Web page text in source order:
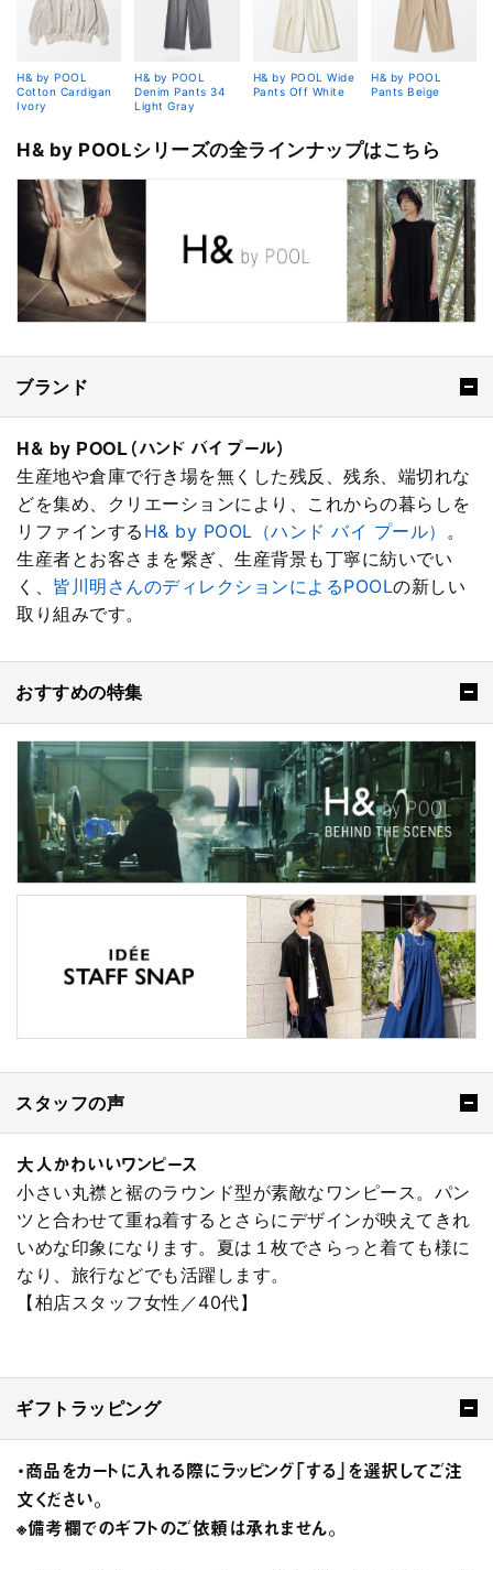
H& by POOL
Cotton Cardigan
Ivory
H& by POOL
Denim Pants 34
Light Gray
H& by POOL Wide
Pants Off White
H& by POOL
Pants Beige
H& by POOLシリーズの全ラインナップはこちら
ブランド
H& by POOL（ハンド バイ プール）
生産地や倉庫で行き場を無くした残反、残糸、端切れな
どを集め、クリエーションにより、これからの暮らしを
リファインする H& by POOL（ハンド バイ プール） 。
生産者とお客さまを繋ぎ、生産背景も丁寧に紡いでい
く、 皆川明さんのディレクションによるPOOLの新しい
取り組みです。
おすすめの特集
スタッフの声
大人かわいいワンピース
小さい丸襟と裾のラウンド型が素敵なワンピース。パン
ツと合わせて重ね着するとさらにデザインが映えてきれ
いめな印象になります。夏は１枚でさらっと着ても様に
なり、旅行などでも活躍します。
【柏店スタッフ女性／40代】
ギフトラッピング
・商品をカートに入れる際にラッピング「する」を選択してご注
文ください。
※備考欄でのギフトのご依頼は承れません。